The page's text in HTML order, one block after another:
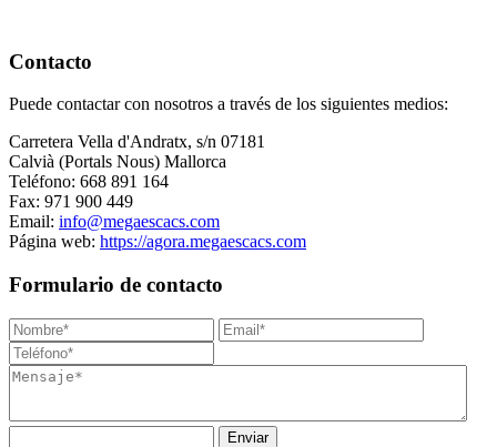
Contacto
Puede contactar con nosotros a través de los siguientes medios:
Carretera Vella d'Andratx, s/n 07181
Calvià (Portals Nous) Mallorca
Teléfono: 668 891 164
Fax: 971 900 449
Email: info@megaescacs.com
Página web: https://agora.megaescacs.com
Formulario de contacto